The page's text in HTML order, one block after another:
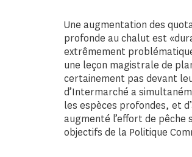
Une augmentation des
profonde au chalut est
extrêmement
une leçon magistrale de
certainement pas devant
d’Intermarché a
les espèces profondes, et
augmenté l’effort de pêche
objectifs de la Politique